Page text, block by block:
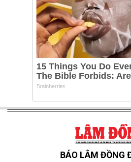
BÁO LÂM ĐỒNG